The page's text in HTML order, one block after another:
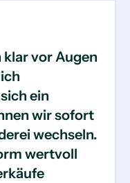
klar vor Augen
ein
wir sofort
wechseln.
wertvoll